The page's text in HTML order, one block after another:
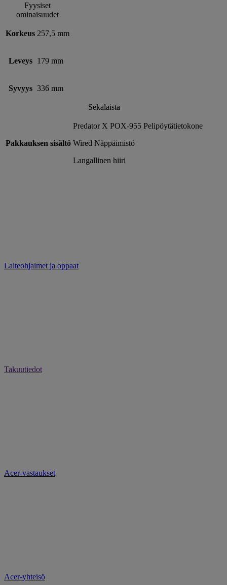
Fyysiset
ominaisuudet
Korkeus 257,5 mm
Leveys 179 mm
Syvyys 336 mm
Sekalaista
Pakkauksen sisältö
Predator X POX-955 Pelipöytätietokone
Wired Näppäimistö
Langallinen hiiri
Laiteohjaimet ja oppaat
Takuutiedot
Acer-vastaukset
Acer-yhteisö